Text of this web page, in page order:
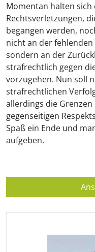
Momentan halten sich
Rechtsverletzungen,
begangen werden,
nicht an der
sondern an der
strafrechtlich gegen
vorzugehen. Nun soll
strafrechtlichen
allerdings die
gegenseitigen
Spaß ein Ende und
aufgeben.